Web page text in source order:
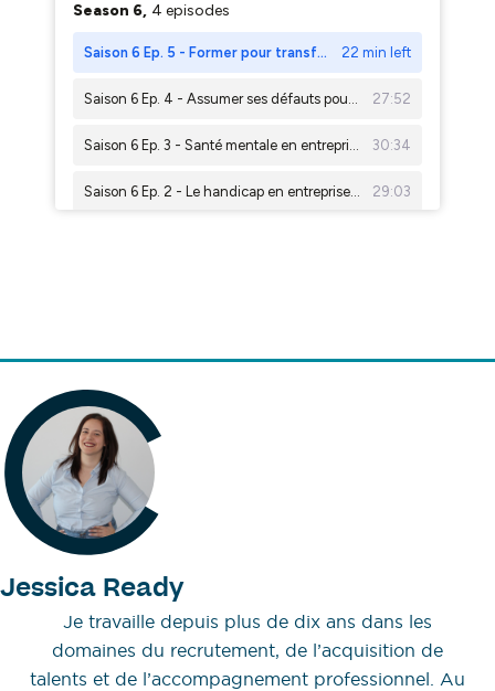
Jessica Ready
Je travaille depuis plus de dix ans dans les
domaines du recrutement, de l’acquisition de
talents et de l’accompagnement professionnel. Au